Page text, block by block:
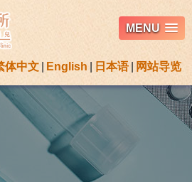
体中文 | English | 日本语| 网站导览
MENU